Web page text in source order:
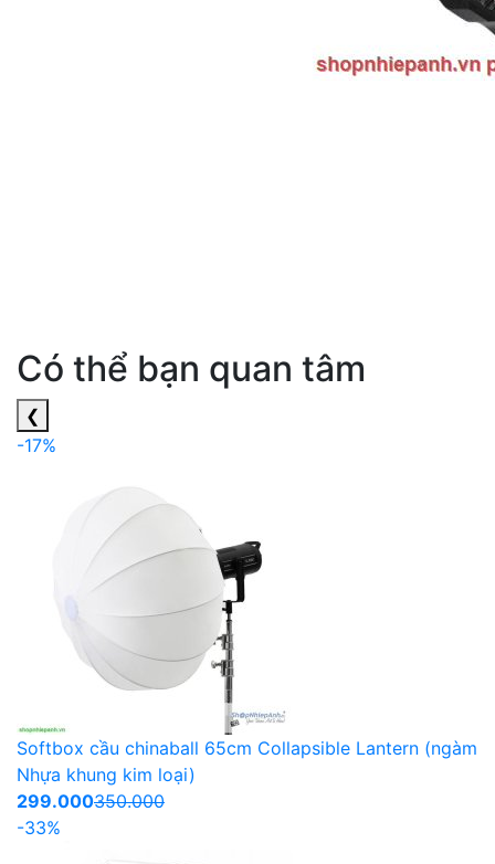
Có thể bạn quan tâm
❮
-17%
Softbox cầu chinaball 65cm Collapsible Lantern (ngàm
Nhựa khung kim loại)
299.000350.000
-33%